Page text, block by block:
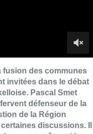
le penser même si les
partager les convictions
(N-VA) n’est pas
qui pourrait selon elle
si cette réforme
sans une révision de
débat communautaire